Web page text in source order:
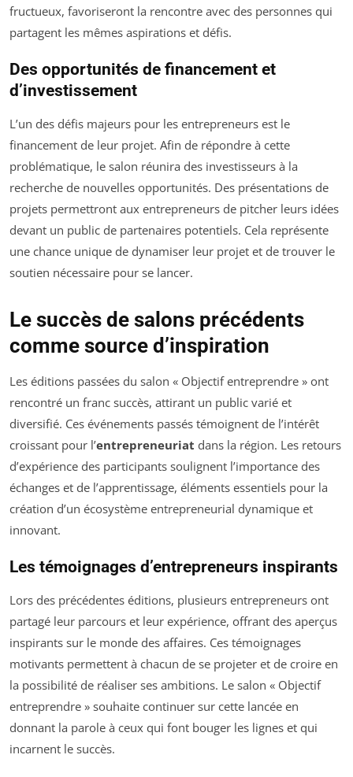
fructueux, favoriseront la rencontre avec des personnes qui
partagent les mêmes aspirations et défis.
Des opportunités de financement et
d’investissement
L’un des défis majeurs pour les entrepreneurs est le
financement de leur projet. Afin de répondre à cette
problématique, le salon réunira des investisseurs à la
recherche de nouvelles opportunités. Des présentations de
projets permettront aux entrepreneurs de pitcher leurs idées
devant un public de partenaires potentiels. Cela représente
une chance unique de dynamiser leur projet et de trouver le
soutien nécessaire pour se lancer.
Le succès de salons précédents
comme source d’inspiration
Les éditions passées du salon « Objectif entreprendre » ont
rencontré un franc succès, attirant un public varié et
diversifié. Ces événements passés témoignent de l’intérêt
croissant pour l’entrepreneuriat dans la région. Les retours
d’expérience des participants soulignent l’importance des
échanges et de l’apprentissage, éléments essentiels pour la
création d’un écosystème entrepreneurial dynamique et
innovant.
Les témoignages d’entrepreneurs inspirants
Lors des précédentes éditions, plusieurs entrepreneurs ont
partagé leur parcours et leur expérience, offrant des aperçus
inspirants sur le monde des affaires. Ces témoignages
motivants permettent à chacun de se projeter et de croire en
la possibilité de réaliser ses ambitions. Le salon « Objectif
entreprendre » souhaite continuer sur cette lancée en
donnant la parole à ceux qui font bouger les lignes et qui
incarnent le succès.